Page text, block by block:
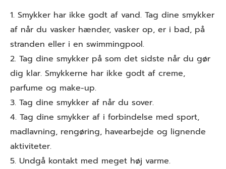
1. Smykker har ikke godt af vand. Tag dine smykker
af når du vasker hænder, vasker op, er i bad, på
stranden eller i en swimmingpool.
2. Tag dine smykker på som det sidste når du gør
dig klar. Smykkerne har ikke godt af creme,
parfume og make-up.
3. Tag dine smykker af når du sover.
4. Tag dine smykker af i forbindelse med sport,
madlavning, rengøring, havearbejde og lignende
aktiviteter.
5. Undgå kontakt med meget høj varme.